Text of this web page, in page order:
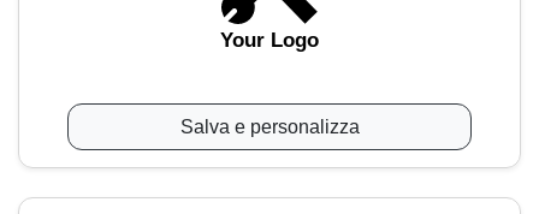
Your Logo
Salva e personalizza